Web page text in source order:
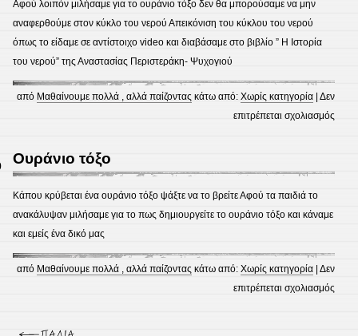
Αφού λοιπόν μιλήσαμε για το ουράνιο τόξο δεν θα μπορούσαμε να μην
αναφερθούμε στον κύκλο του νερού Απεικόνιση του κύκλου του νερού
όπως το είδαμε σε αντίστοιχο video και διαβάσαμε στο βιβλίο ” Η Ιστορία
του νερού” της Αναστασίας Περιστεράκη- Ψυχογιού
από Μαθαίνουμε πολλά , αλλά παίζοντας κάτω από:Χωρίς κατηγορία |Δεν
επιτρέπεται σχολιασμός
του
Ουράνιο τόξο
Κάπου κρύβεται ένα ουράνιο τόξο ψάξτε να το βρείτε Αφού τα παιδιά το
ανακάλυψαν μιλήσαμε για το πως δημιουργείτε το ουράνιο τόξο και κάναμε
και εμείς ένα δικό μας
από Μαθαίνουμε πολλά , αλλά παίζοντας κάτω από:Χωρίς κατηγορία |Δεν
επιτρέπεται σχολιασμός